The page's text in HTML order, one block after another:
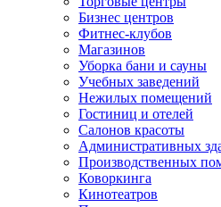
Бизнес центров
Фитнес-клубов
Магазинов
Уборка бани и сауны
Учебных заведений
Нежилых помещений
Гостиниц и отелей
Салонов красоты
Административных
Производственных
Коворкинга
Кинотеатров